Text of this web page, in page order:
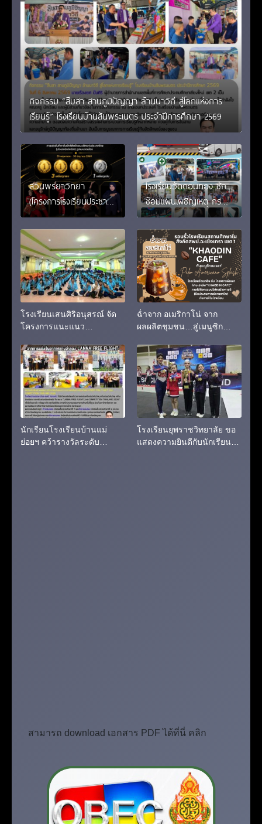
กิจกรรม “สืบสา สานภูมิปัญญา ล้านนาวิถี สู่โลกแห่งการ
เรียนรู้” โรงเรียนบ้านสันพระเนตร ประจำปีการศึกษา 2569
สวนพรยาวิทยา
(โครงการโรงเรียนประชารัฐ
/ งานอาชีพ)เด็กประชารัฐ!
คว้า 3 เหรียญทอง ปัน
จักสีลัตชิงแชมป์
ประเทศไทย 2026
โรงเรียนวัดดอนทอง ซัก
ซ้อมแผนเผชิญเหตุ กรณี
เกิดเหตุฉุกเฉินในรถบัส
โรงเรียนเสนศิริอนุสรณ์ จัด
โครงการแนะแนว
ทางอาชีพ”
ฉ่ำจาก อเมริกาโน่ จาก
ผลผลิตชุมชน…สู่เมนูซิก
นักเรียนโรงเรียนบ้านแม่
ย่อยฯ คว้ารางวัลระดับ
โรงเรียนยุพราชวิทยาลัย ขอ
แสดงความยินดีกับนักเรียนที่
สามารถ download เอกสาร PDF ได้ที่นี่ คลิก